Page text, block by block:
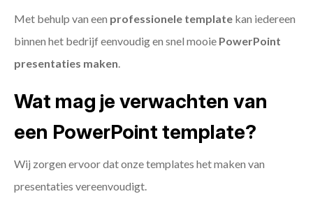
Met behulp van een professionele template kan iedereen
binnen het bedrijf eenvoudig en snel mooie PowerPoint
presentaties maken.
Wat mag je verwachten van
een PowerPoint template?
Wij zorgen ervoor dat onze templates het maken van
presentaties vereenvoudigt.